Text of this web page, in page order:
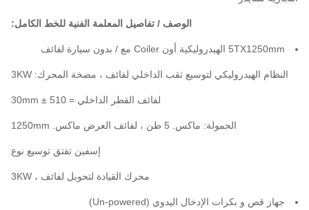
الوصف / تفاصيل المعلمة الفنية للخط الكامل:
5TX1250mm الهيدروليكية أون Coiler مع / بدون سيارة لفائف
النظام الهيدروليكي لتوسيع ثقب الداخلي لفائف ، مضخة المحرك: 3KW
لفائف القطر الداخلي = 510 ± 30mm
الحمولة: ماكس. 5 طن ، لفائف العرض ماكس. 1250mm
إسفين تفتق توسيع نوع
محرك القيادة لتحويل لفائف ، 3KW
جهاز قص و بكرات الإدخال اليدوي (Un-powered)